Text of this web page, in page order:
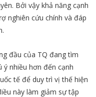
Bởi vậy khả năng cạnh
nghiên cứu chính và đáp
đầu của TQ đang tìm
nhiều hơn đến cạnh
tế để duy trì vị thế hiện
này làm giảm sự tập